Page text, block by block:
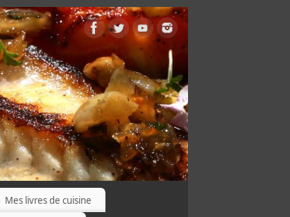
Mes livres de cuisine